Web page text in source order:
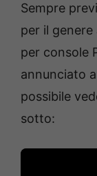
Sempre
per il genere
per console
annunciato
possibile
sotto: